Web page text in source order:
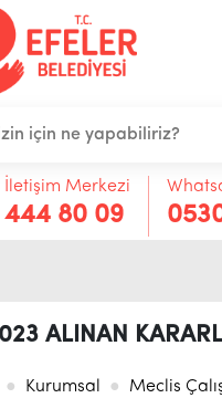
İletişim Merkezi
444 80 09
ALINAN
Kurumsal
Meclis